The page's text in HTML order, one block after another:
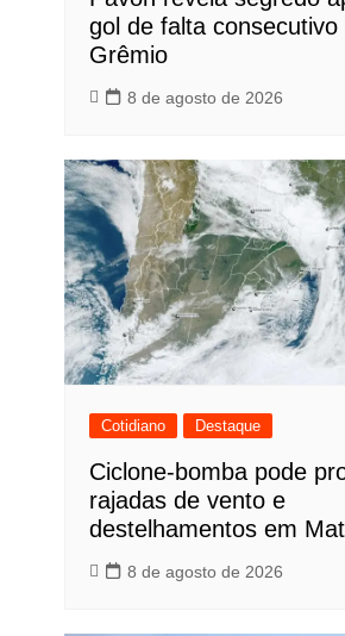
gol de falta consecutivo
Grêmio
8 de agosto de 2026
Cotidiano Destaque
Ciclone-bomba pode
rajadas de vento e
destelhamentos em
8 de agosto de 2026